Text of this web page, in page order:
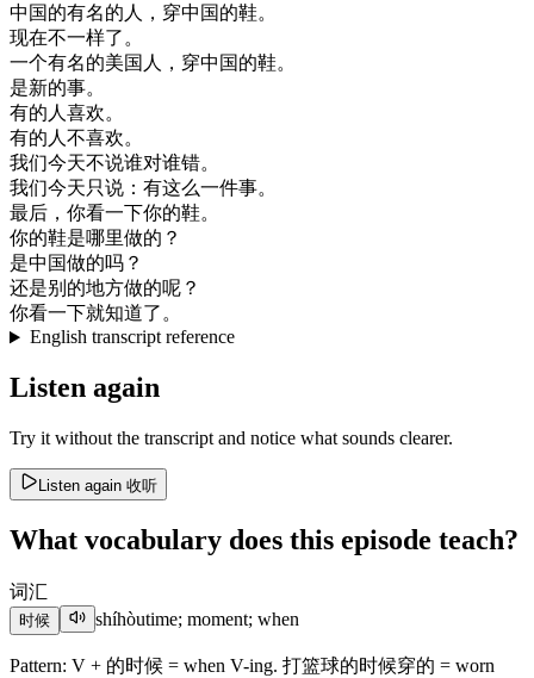
中国的有名的人 ， 穿中国的鞋。
现在不一样了。
一个有名的美国 人 ， 穿中国的鞋。
是新的事。
有的人喜欢。
有的人不喜欢。
我们今天不说谁对谁错。
我们今天只说 ： 有这么一件事。
最后 ， 你看一下你的鞋。
你的鞋是哪里做的 ？
是中国做的吗 ？
还是别的地方做的呢 ？
你看一下就知道了。
English transcript reference
Listen again
Try it without the transcript and notice what sounds clearer.
Listen again 收听
What vocabulary does this episode teach?
词汇
时候 shíhòutime; moment; when
Pattern: V + 的时候 = when V-ing. 打篮球的时候穿的 = worn